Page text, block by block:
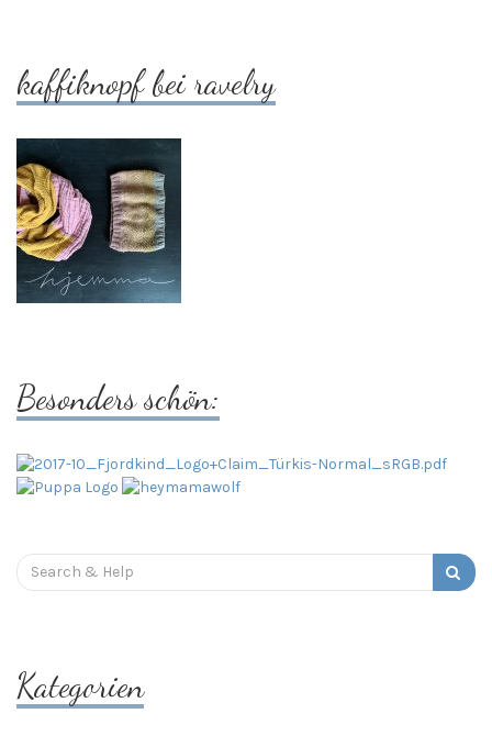
kaffiknopf bei ravelry
Besonders schön:
Search
for:
Kategorien